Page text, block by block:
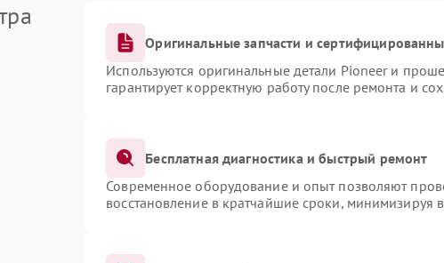
Оригинальные запчасти и
Используются оригинальные детали Pioneer и
гарантирует корректную работу после ремонта и
Бесплатная диагностика и быстрый ремонт
Современное оборудование и опыт позволяют
восстановление в кратчайшие сроки, минимизируя